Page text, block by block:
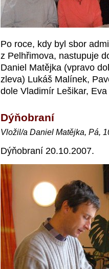
Po roce, kdy byl sbor
z Pelhřimova, nastupuje
Daniel Matějka (vpravo
zleva) Lukáš Malínek,
dole Vladimír Lešikar,
Dýňobraní
Vložil/a Daniel Matějka, Pá,
Dýňobraní 20.10.2007.